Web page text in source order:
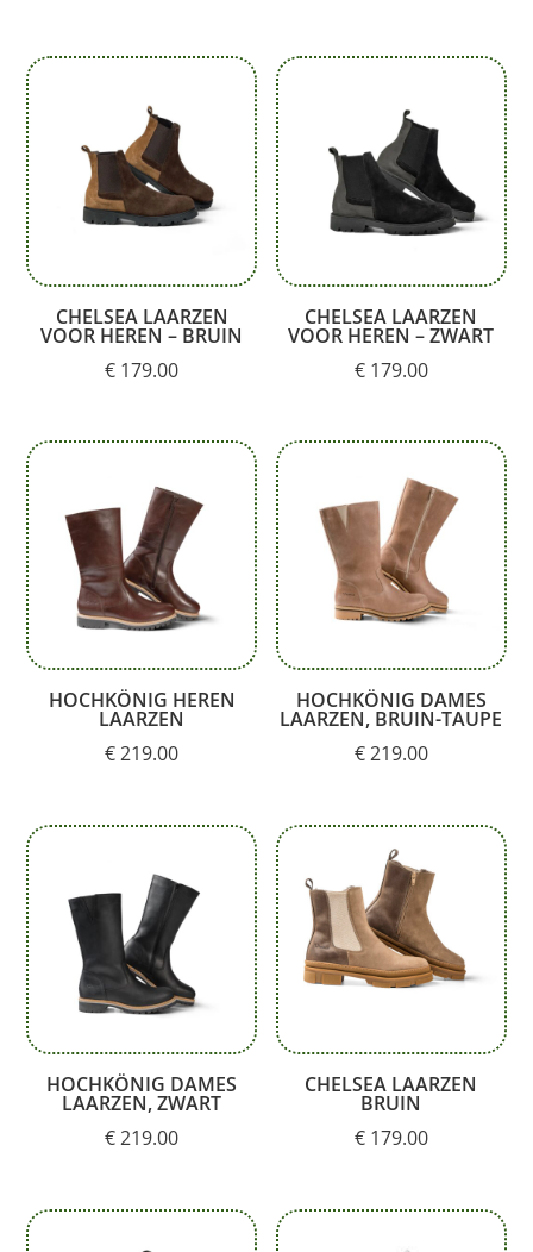
CHELSEA LAARZEN
VOOR HEREN – BRUIN
€ 179.00
CHELSEA LAARZEN
VOOR HEREN – ZWART
€179.00
HOCHKÖNIG HEREN
LAARZEN
€219.00
HOCHKÖNIG DAMES
LAARZEN, BRUIN-TAUPE
€219.00
HOCHKÖNIG DAMES
LAARZEN, ZWART
€219.00
CHELSEA LAARZEN
BRUIN
€179.00